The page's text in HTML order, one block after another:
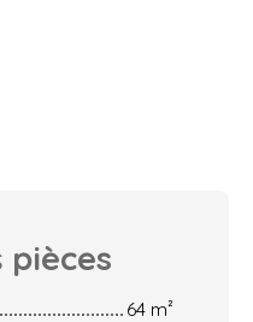
pièces
64 m²